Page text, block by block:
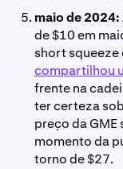
maio de 2024:
de $10 em
short squeeze
compartilhou
frente na
ter certeza
preço da GME
momento da
torno de $27.